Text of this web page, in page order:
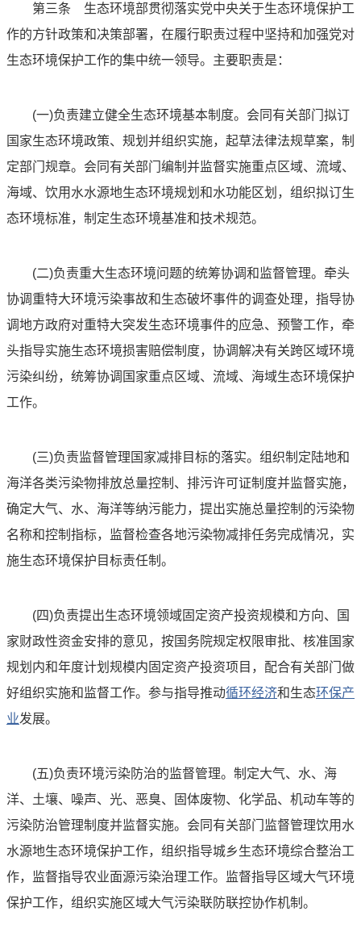
第三条 生态环境部贯彻落实党中央关于生态环境保护工
作的方针政策和决策部署，在履行职责过程中坚持和加强党对
生态环境保护工作的集中统一领导。主要职责是：
(一)负责建立健全生态环境基本制度。会同有关部门拟订
国家生态环境政策、规划并组织实施，起草法律法规草案，制
定部门规章。会同有关部门编制并监督实施重点区域、流域、
海域、饮用水水源地生态环境规划和水功能区划，组织拟订生
态环境标准，制定生态环境基准和技术规范。
(二)负责重大生态环境问题的统筹协调和监督管理。牵头
协调重特大环境污染事故和生态破坏事件的调查处理，指导协
调地方政府对重特大突发生态环境事件的应急、预警工作，牵
头指导实施生态环境损害赔偿制度，协调解决有关跨区域环境
污染纠纷，统筹协调国家重点区域、流域、海域生态环境保护
工作。
(三)负责监督管理国家减排目标的落实。组织制定陆地和
海洋各类污染物排放总量控制、排污许可证制度并监督实施，
确定大气、水、海洋等纳污能力，提出实施总量控制的污染物
名称和控制指标，监督检查各地污染物减排任务完成情况，实
施生态环境保护目标责任制。
(四)负责提出生态环境领域固定资产投资规模和方向、国
家财政性资金安排的意见，按国务院规定权限审批、核准国家
规划内和年度计划规模内固定资产投资项目，配合有关部门做
好组织实施和监督工作。参与指导推动循环经济和生态环保产
业发展。
(五)负责环境污染防治的监督管理。制定大气、水、海
洋、土壤、噪声、光、恶臭、固体废物、化学品、机动车等的
污染防治管理制度并监督实施。会同有关部门监督管理饮用水
水源地生态环境保护工作，组织指导城乡生态环境综合整治工
作，监督指导农业面源污染治理工作。监督指导区域大气环境
保护工作，组织实施区域大气污染联防联控协作机制。